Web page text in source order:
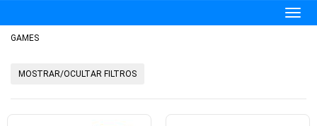
GAMES
MOSTRAR/OCULTAR FILTROS